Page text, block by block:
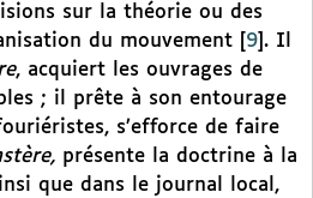
sur la théorie ou des
du mouvement
9 . Il
, acquiert les ouvrages de
; il prête à son entourage
s’efforce de faire
présente la doctrine à la
que dans le journal local,